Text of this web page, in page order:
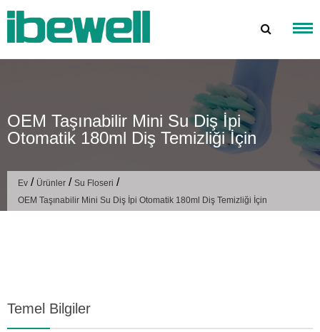
OEM Taşınabilir Mini Su Diş İpi
Otomatik 180ml Diş Temizliği İçin
Ev / Ürünler / Su Floseri /
OEM Taşınabilir Mini Su Diş İpi Otomatik 180ml Diş Temizliği İçin
Temel Bilgiler